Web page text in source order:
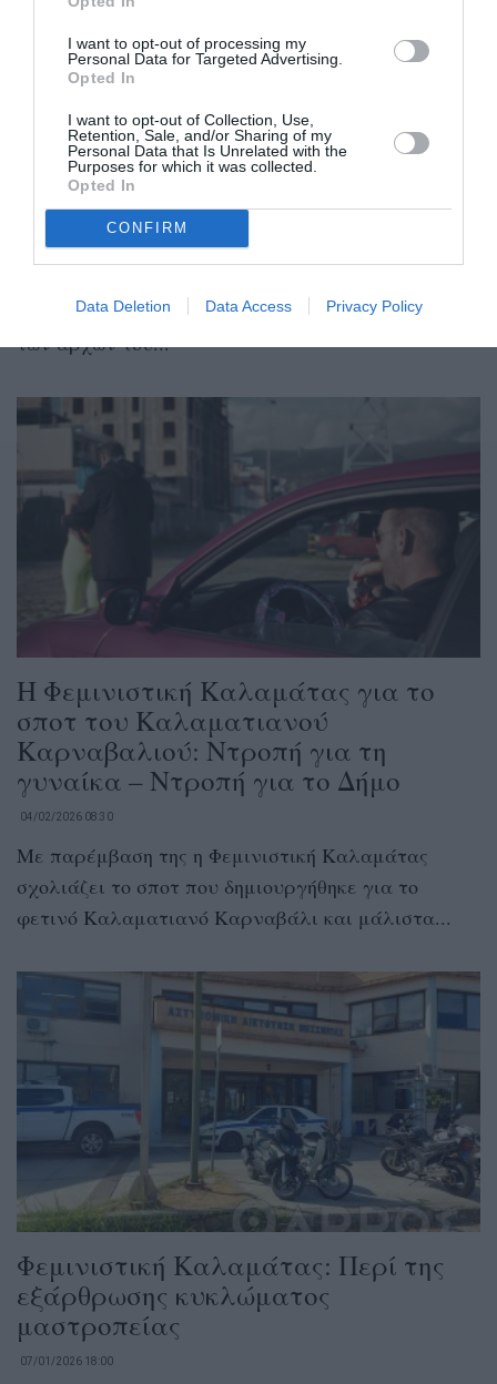
I want to opt-out of processing my
Personal Data for Targeted Advertising.
Opted In
I want to opt-out of Collection, Use,
Retention, Sale, and/or Sharing of my
Personal Data that Is Unrelated with the
Purposes for which it was collected.
Opted In
CONFIRM
Data Deletion Data Access Privacy Policy
Φεμινιστική Καλαμάτας: Η 8η
Μάρτη δεν είναι μια τυπική γιορτή
με λουλούδια και ευχές
μέσα από τους εργατικούς και γυναικείους αγώνες
των αρχών του...
Η Φεμινιστική Καλαμάτας για το
σποτ του Καλαματιανού
Καρναβαλιού: Ντροπή για τη
γυναίκα – Ντροπή για το Δήμο
04/02/2026 08:30
Με παρέμβαση της η Φεμινιστική Καλαμάτας
σχολιάζει το σποτ που δημιουργήθηκε για το
φετινό Καλαματιανό Καρναβάλι και μάλιστα...
Φεμινιστική Καλαμάτας: Περί της
εξάρθρωσης κυκλώματος
μαστροπείας
07/01/2026 18:00